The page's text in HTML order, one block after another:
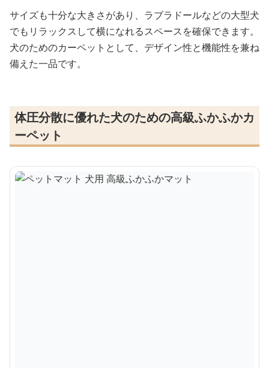
サイズも十分な大きさがあり、ラブラドールなどの大型犬
でもリラックスして横になれるスペースを確保できます。
犬のためのカーペットとして、デザイン性と機能性を兼ね
備えた一品です。
体圧分散に優れた犬のための高級ふかふかカ
ーペット